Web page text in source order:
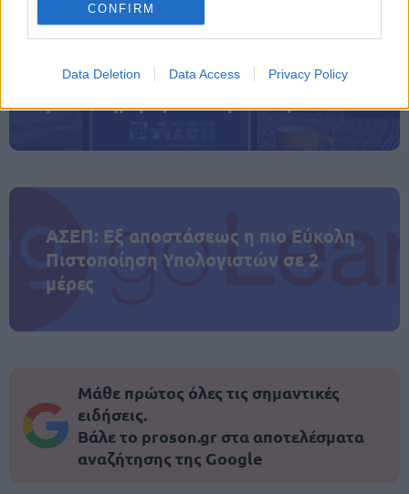
CONFIRM
Data Deletion Data Access Privacy Policy
ΑΣΕΠ: Πιστοποίηση Αγγλικών σε
μόνο 2 ημέρες στα χέρια σας
ΑΣΕΠ: Εξ αποστάσεως η πιο Εύκολη
Πιστοποίηση Υπολογιστών σε 2
μέρες
Μάθε πρώτος όλες τις σημαντικές
ειδήσεις.
Βάλε το proson.gr στα αποτελέσματα
αναζήτησης της Google